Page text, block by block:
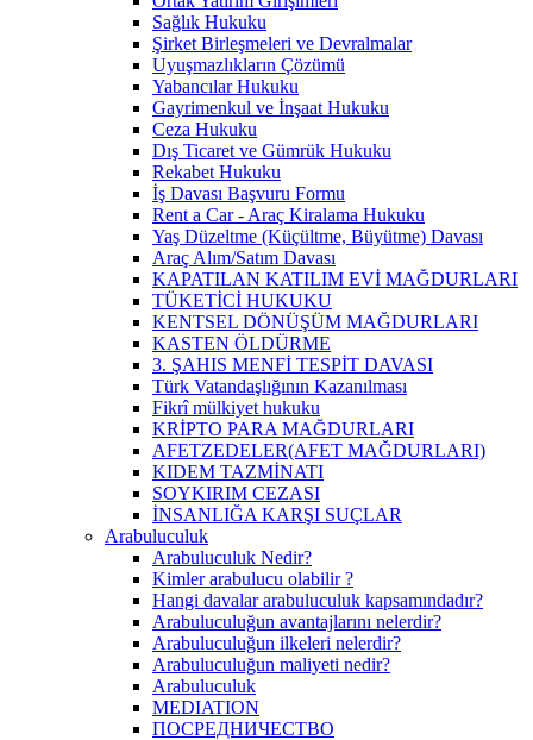
Sağlık Hukuku
Şirket Birleşmeleri ve Devralmalar
Uyuşmazlıkların Çözümü
Yabancılar Hukuku
Gayrimenkul ve İnşaat Hukuku
Ceza Hukuku
Dış Ticaret ve Gümrük Hukuku
Rekabet Hukuku
İş Davası Başvuru Formu
Rent a Car - Araç Kiralama Hukuku
Yaş Düzeltme (Küçültme, Büyütme) Davası
Araç Alım/Satım Davası
KAPATILAN KATILIM EVİ MAĞDURLARI
TÜKETİCİ HUKUKU
KENTSEL DÖNÜŞÜM MAĞDURLARI
KASTEN ÖLDÜRME
3. ŞAHIS MENFİ TESPİT DAVASI
Türk Vatandaşlığının Kazanılması
Fikrî mülkiyet hukuku
KRİPTO PARA MAĞDURLARI
AFETZEDELER(AFET MAĞDURLARI)
KIDEM TAZMİNATI
SOYKIRIM CEZASI
İNSANLIĞA KARŞI SUÇLAR
Arabuluculuk
Arabuluculuk Nedir?
Kimler arabulucu olabilir ?
Hangi davalar arabuluculuk kapsamındadır?
Arabuluculuğun avantajlarını nelerdir?
Arabuluculuğun ilkeleri nelerdir?
Arabuluculuğun maliyeti nedir?
Arabuluculuk
MEDIATION
ПОСРЕДНИЧЕСТВО